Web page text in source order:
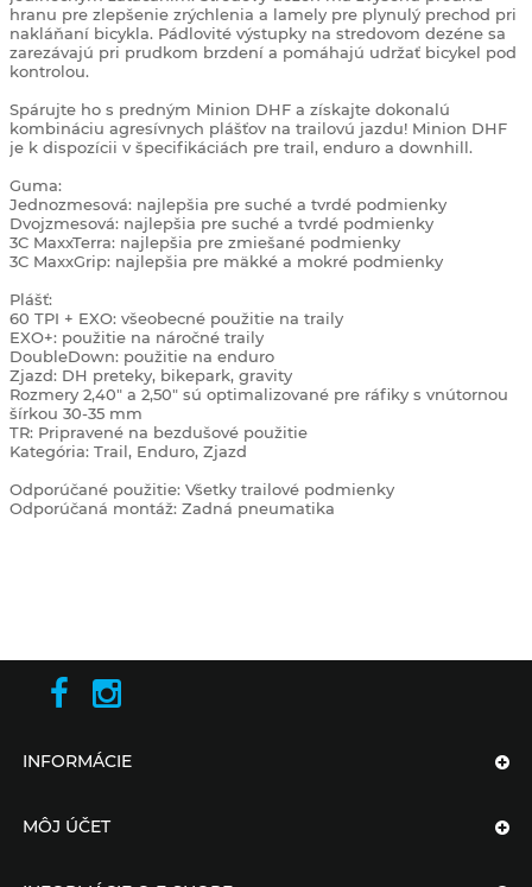
hranu pre zlepšenie zrýchlenia a lamely pre plynulý prechod pri
nakláňaní bicykla. Pádlovité výstupky na stredovom dezéne sa
zarezávajú pri prudkom brzdení a pomáhajú udržať bicykel pod
kontrolou.
Spárujte ho s predným Minion DHF a získajte dokonalú
kombináciu agresívnych plášťov na trailovú jazdu! Minion DHF
je k dispozícii v špecifikáciách pre trail, enduro a downhill.
Guma:
Jednozmesová: najlepšia pre suché a tvrdé podmienky
Dvojzmesová: najlepšia pre suché a tvrdé podmienky
3C MaxxTerra: najlepšia pre zmiešané podmienky
3C MaxxGrip: najlepšia pre mäkké a mokré podmienky
Plášť:
60 TPI + EXO: všeobecné použitie na traily
EXO+: použitie na náročné traily
DoubleDown: použitie na enduro
Zjazd: DH preteky, bikepark, gravity
Rozmery 2,40″ a 2,50″ sú optimalizované pre ráfiky s vnútornou
šírkou 30-35 mm
TR: Pripravené na bezdušové použitie
Kategória: Trail, Enduro, Zjazd
Odporúčané použitie: Všetky trailové podmienky
Odporúčaná montáž: Zadná pneumatika
INFORMÁCIE
MÔJ ÚČET